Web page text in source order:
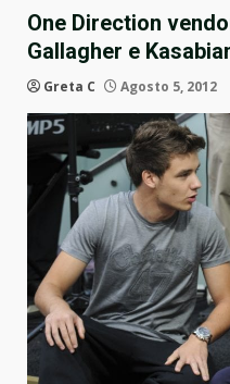
One Direction
Gallagher e
Greta C Agosto 5, 2012